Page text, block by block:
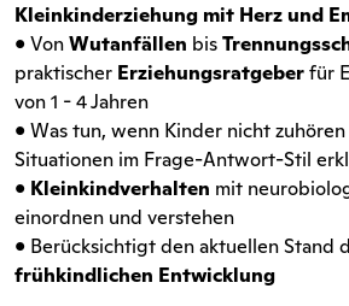
Kleinkinderziehung mit Herz und
• VonWutanfällen bis
praktischer Erziehungsratgeberfür
von 1 - 4 Jahren
• Was tun, wenn Kinder nicht
Situationen im Frage-Antwort-Stil
• Kleinkindverhalten mit
einordnen und verstehen
• Berücksichtigt den aktuellen Stand
frühkindlichen Entwicklung